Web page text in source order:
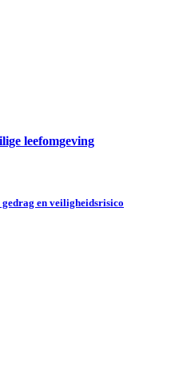
leefomgeving
gedrag en veiligheidsrisico